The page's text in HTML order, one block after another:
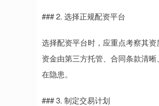
### 2. 选择正规配资平台
选择配资平台时，应重点考察其
资金由第三方托管、合同条款清
在隐患。
### 3. 制定交易计划